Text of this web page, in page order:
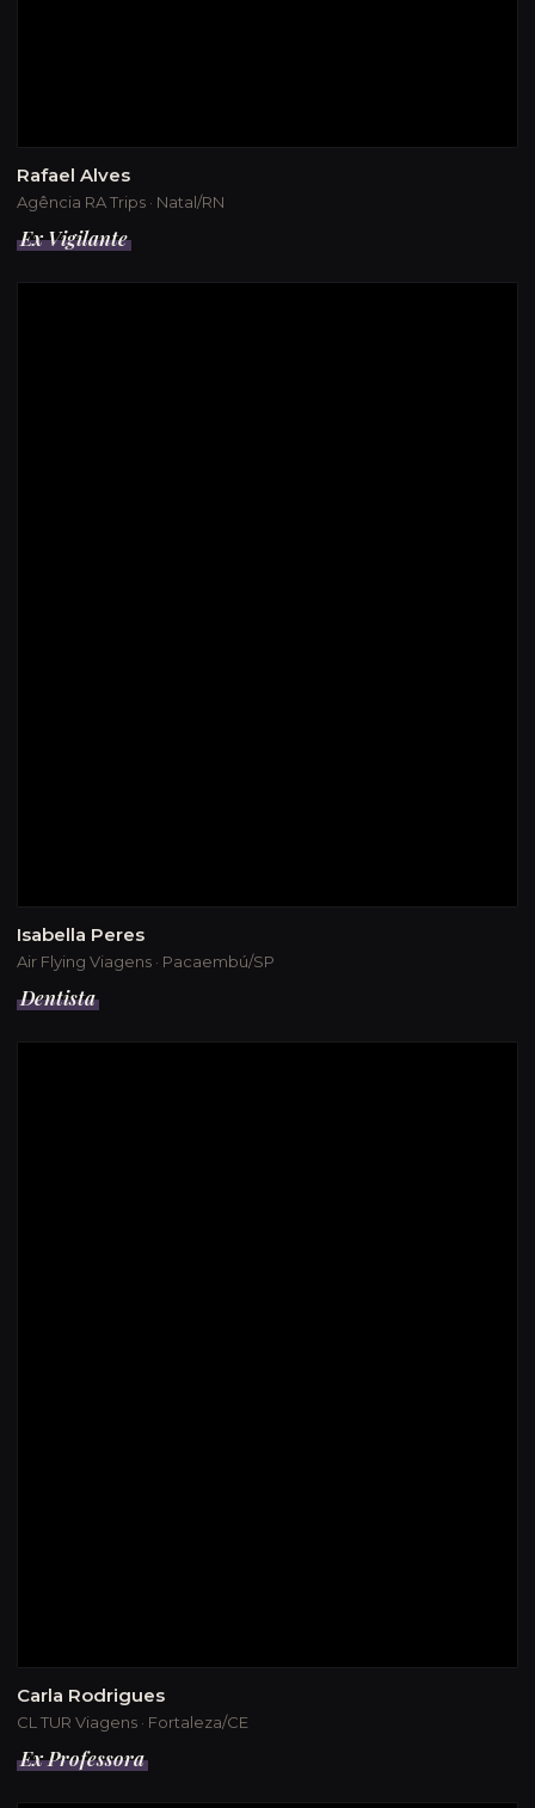
Rafael Alves
Agência RA Trips · Natal/RN
Ex Vigilante
Isabella Peres
Air Flying Viagens · Pacaembú/SP
Dentista
Carla Rodrigues
CL TUR Viagens · Fortaleza/CE
Ex Professora